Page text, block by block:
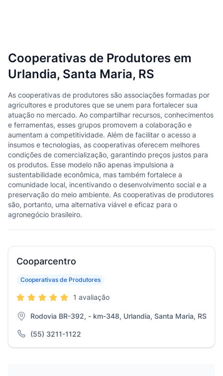
Cooperativas de Produtores em
Urlandia, Santa Maria, RS
As cooperativas de produtores são associações formadas por
agricultores e produtores que se unem para fortalecer sua
atuação no mercado. Ao compartilhar recursos, conhecimentos
e ferramentas, esses grupos promovem a colaboração e
aumentam a competitividade. Além de facilitar o acesso a
insumos e tecnologias, as cooperativas oferecem melhores
condições de comercialização, garantindo preços justos para
os produtos. Esse modelo não apenas impulsiona a
sustentabilidade econômica, mas também fortalece a
comunidade local, incentivando o desenvolvimento social e a
preservação do meio ambiente. As cooperativas de produtores
são, portanto, uma alternativa viável e eficaz para o
agronegócio brasileiro.
Cooparcentro
Cooperativas de Produtores
1 avaliação
Rodovia BR-392, - km-348, Urlandia, Santa Maria, RS
(55) 3211-1122